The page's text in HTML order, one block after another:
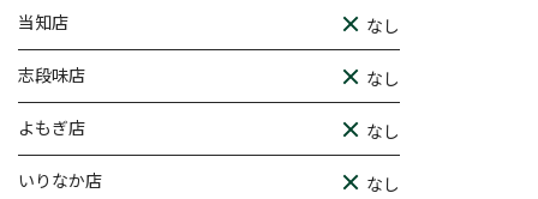
当知店 なし
志段味店 なし
よもぎ店 なし
いりなか店 なし